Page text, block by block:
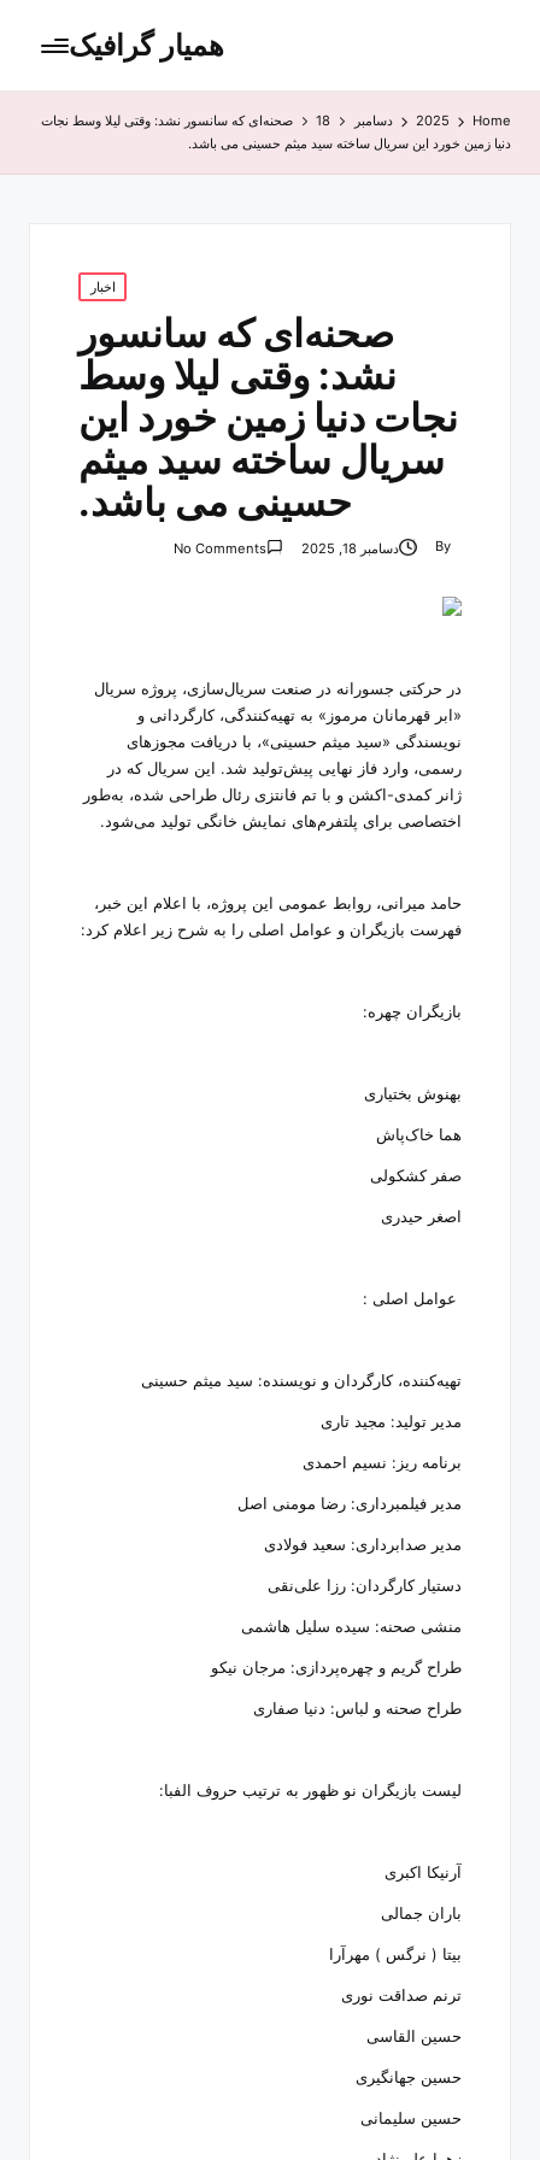
همیار گرافیک
Home
2025 دسامبر 18
صحنه‌ای که سانسور نشد: وقتی لیلا وسط نجات
دنیا زمین خورد این سریال ساخته سید میثم حسینی می باشد.
Posted
in
اخبار
صحنه‌ای که سانسور
نشد: وقتی لیلا وسط
نجات دنیا زمین خورد این
سریال ساخته سید میثم
حسینی می باشد.
Posted
By دسامبر 18, 2025 No Comments
در حرکتی جسورانه در صنعت سریال‌سازی، پروژه سریال
«ابر قهرمانان مرموز» به تهیه‌کنندگی، کارگردانی و
نویسندگی «سید میثم حسینی»، با دریافت مجوزهای
رسمی، وارد فاز نهایی پیش‌تولید شد. این سریال که در
ژانر کمدی-اکشن و با تم فانتزی رئال طراحی شده، به‌طور
اختصاصی برای پلتفرم‌های نمایش خانگی تولید می‌شود.
حامد میرانی، روابط عمومی این پروژه، با اعلام این خبر،
فهرست بازیگران و عوامل اصلی را به شرح زیر اعلام کرد:
بازیگران چهره:
بهنوش بختیاری
هما خاک‌پاش
صفر کشکولی
اصغر حیدری
عوامل اصلی :
تهیه‌کننده، کارگردان و نویسنده: سید میثم حسینی
مدیر تولید: مجید تاری
برنامه ریز: نسیم احمدی
مدیر فیلمبرداری: رضا مومنی اصل
مدیر صدابرداری: سعید فولادی
دستیار کارگردان: رزا علی‌نقی
منشی صحنه: سیده سلیل هاشمی
طراح گریم و چهره‌پردازی: مرجان نیکو
طراح صحنه و لباس: دنیا صفاری
لیست بازیگران نو ظهور به ترتیب حروف الفبا:
آرنیکا اکبری
باران جمالی
بیتا ( نرگس ) مهرآرا
ترنم صداقت نوری
حسین القاسی
حسین جهانگیری
حسین سلیمانی